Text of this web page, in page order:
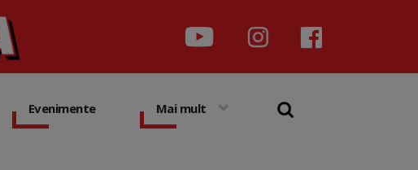
Evenimente Mai mult